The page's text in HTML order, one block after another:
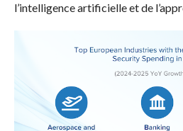
l’intelligence artificielle et de